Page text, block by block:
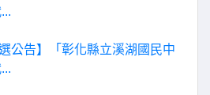
公告】「彰化縣立溪湖國民中